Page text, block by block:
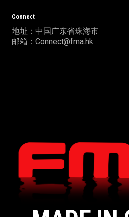
Connect
地址：中国广东省珠海市
邮箱：Connect@fma.hk